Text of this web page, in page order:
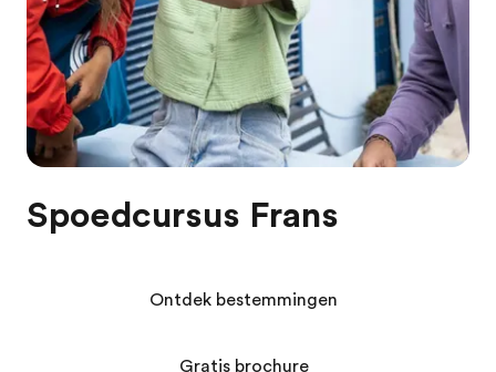
Careers
Kom bij ons team
Spoedcursus Frans
Ontdek bestemmingen
Gratis brochure